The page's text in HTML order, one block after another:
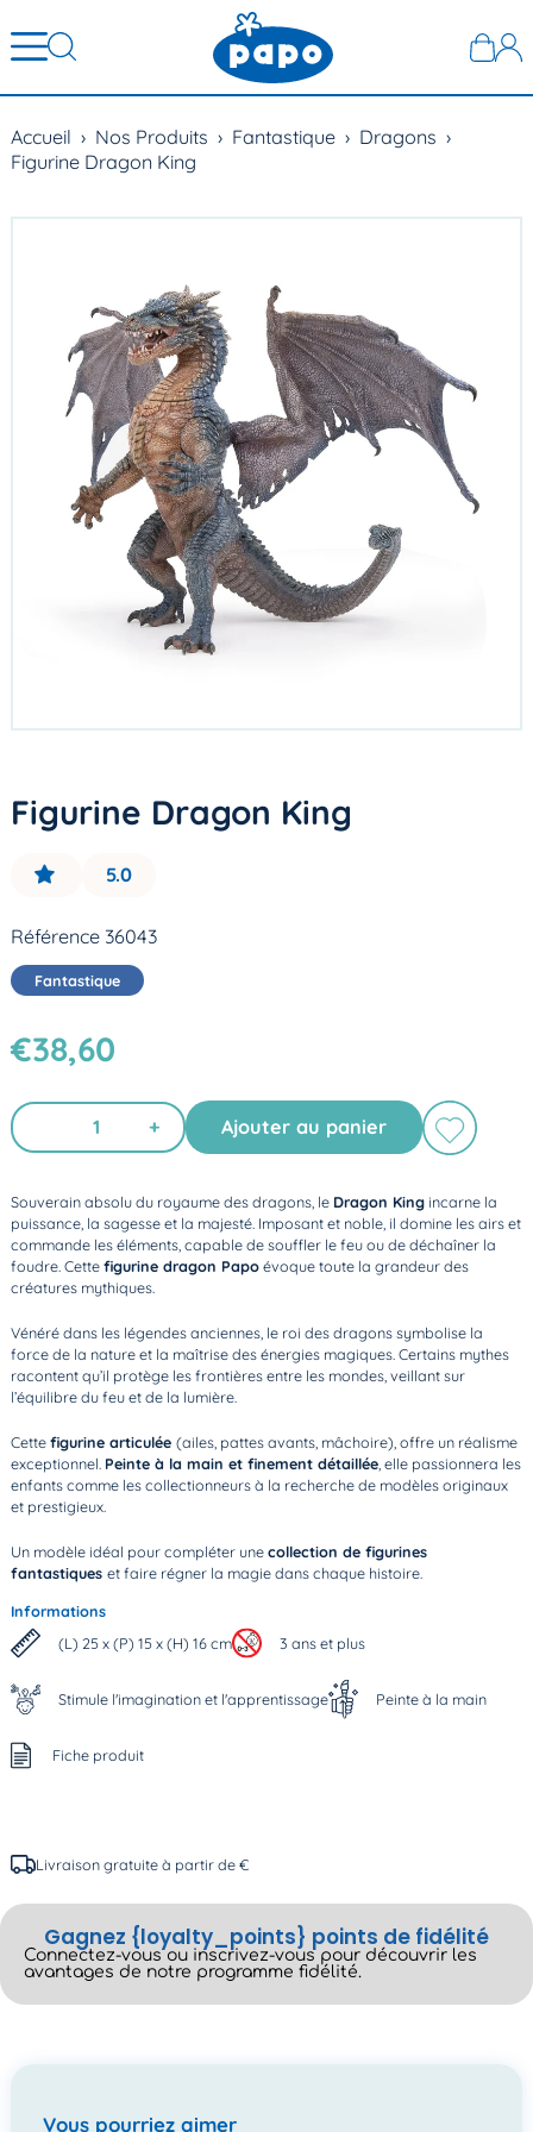
Accueil › Nos Produits › Fantastique› Dragons ›
Figurine Dragon King
Figurine Dragon King
5.0
Référence 36043
Fantastique
€38,60
Souverain absolu du royaume des dragons, le Dragon Kingincarne la
puissance, la sagesse et la majesté. Imposant et noble, il domine les airs et
commande les éléments, capable de souffler le feu ou de déchaîner la
foudre. Cettefigurine dragon Papoévoque toute la grandeur des
créatures mythiques.
Vénéré dans les légendes anciennes, le roi des dragons symbolise la
force de la nature et la maîtrise des énergies magiques. Certains mythes
racontent qu’il protège les frontières entre les mondes, veillant sur
l’équilibre du feu et de la lumière.
Cettefigurine articulée (ailes, pattes avants, mâchoire), offre un réalisme
exceptionnel. Peinte à la main et finement détaillée, elle passionnera les
enfants comme les collectionneurs à la recherche de modèles originaux
et prestigieux.
Un modèle idéal pour compléter unecollection de figurines
fantastiques et faire régner la magie dans chaque histoire.
Informations
(L) 25 x (P) 15 x (H) 16 cm
3 ans et plus
Stimule l'imagination et l'apprentissage Peinte à la main
Fiche produit
+ Ajouter au panier
Livraison gratuite à partir de €
Gagnez {loyalty_points} points de fidélité
Connectez-vous ou inscrivez-vous pour découvrir les
avantages de notre programme fidélité.
Vous pourriez aimer